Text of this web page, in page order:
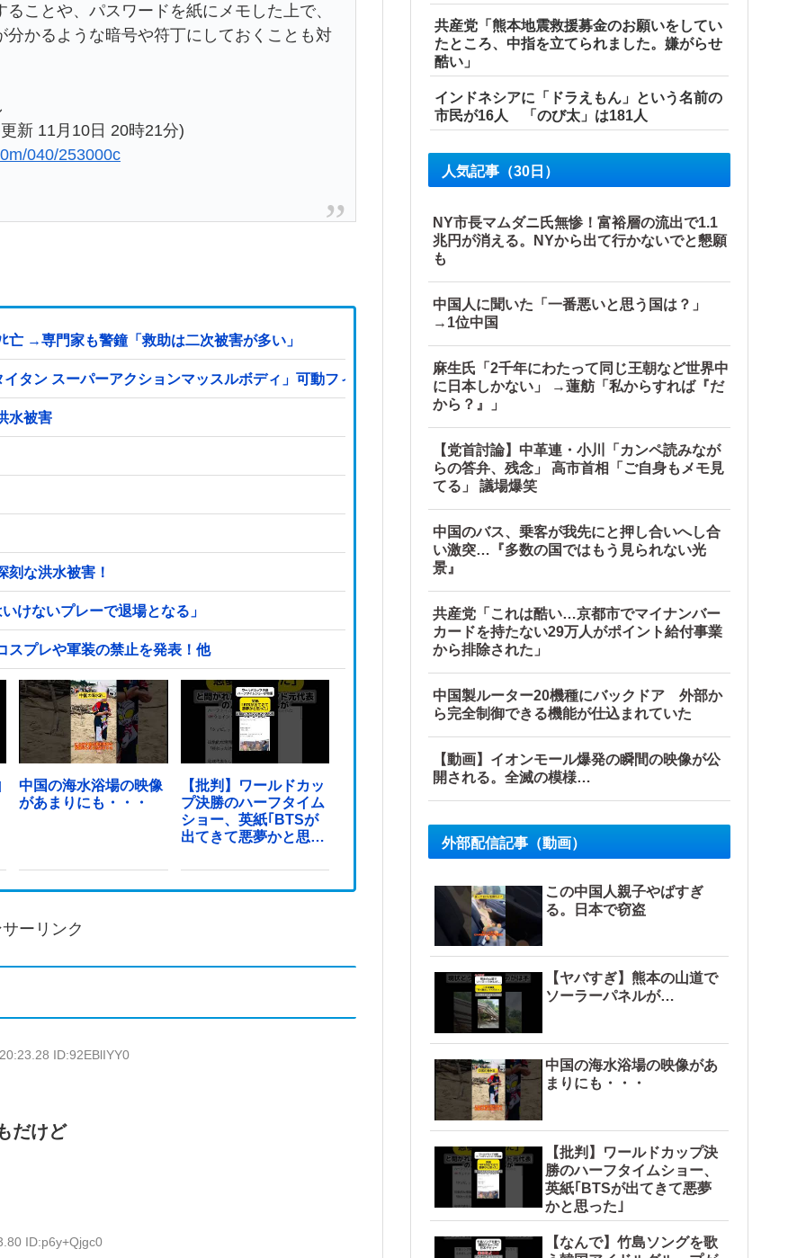
ことや、パスワードを紙にメモした上で、
かるような暗号や符丁にしておくことも対
新 11月10日 20時21分)
040/253000c
→専門家も警鐘「救助は二次被害が多い」
タン スーパーアクションマッスルボディ」可動フィギュア各種【予約開始】
水被害
な洪水被害！
けないプレーで退場となる」
スプレや軍装の禁止を発表！他
中国の海水浴場の映像
があまりにも・・・
【批判】ワールドカッ
プ決勝のハーフタイム
ショー、英紙｢BTSが
出てきて悪夢かと思っ
ーリンク
ID:92EBlIYY0
だけど
ID:p6y+Qjgc0
共産党「熊本地震救援募金のお願いをしてい
たところ、中指を立てられました。嫌がらせ
酷い」
インドネシアに「ドラえもん」という名前の
市民が16人 「のび太」は181人
人気記事（30日）
NY市長マムダニ氏無惨！富裕層の流出で1.1
兆円が消える。NYから出て行かないでと懇願
も
中国人に聞いた「一番悪いと思う国は？」
→1位中国
麻生氏「2千年にわたって同じ王朝など世界中
に日本しかない」 →蓮舫「私からすれば『だ
から？』」
【党首討論】中革連・小川「カンペ読みなが
らの答弁、残念」 高市首相「ご自身もメモ見
てる」 議場爆笑
中国のバス、乗客が我先にと押し合いへし合
い激突…『多数の国ではもう見られない光
景』
共産党「これは酷い…京都市でマイナンバー
カードを持たない29万人がポイント給付事業
から排除された」
中国製ルーター20機種にバックドア 外部か
ら完全制御できる機能が仕込まれていた
【動画】イオンモール爆発の瞬間の映像が公
開される。全滅の模様…
外部配信記事（動画）
この中国人親子やばすぎ
る。日本で窃盗
【ヤバすぎ】熊本の山道で
ソーラーパネルが…
中国の海水浴場の映像があ
まりにも・・・
【批判】ワールドカップ決
勝のハーフタイムショー、
英紙｢BTSが出てきて悪夢
かと思った｣
【なんで】竹島ソングを歌